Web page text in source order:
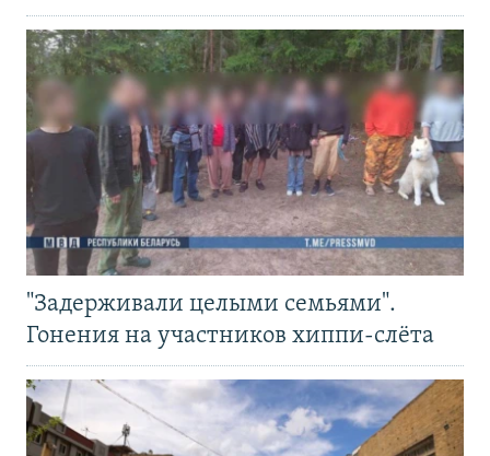
"Задерживали целыми семьями".
Гонения на участников хиппи-слёта